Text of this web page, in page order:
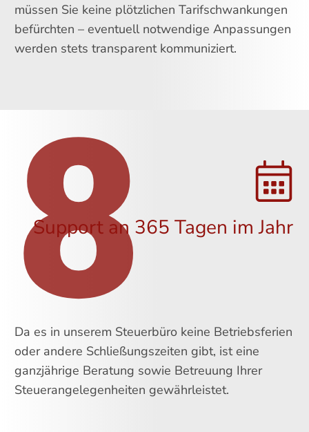
müssen Sie keine plötzlichen Tarifschwankungen
befürchten – eventuell notwendige Anpassungen
werden stets transparent kommuniziert.
8
Support an 365 Tagen im Jahr
Da es in unserem Steuerbüro keine Betriebsferien
oder andere Schließungszeiten gibt, ist eine
ganzjährige Beratung sowie Betreuung Ihrer
Steuerangelegenheiten gewährleistet.